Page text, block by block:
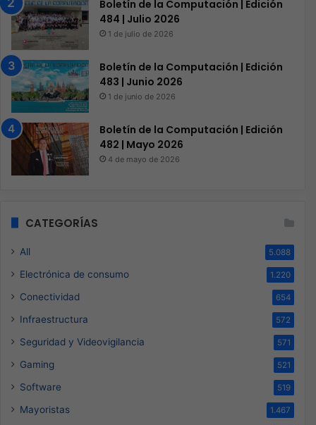
Boletín de la Computación | Edición
484 | Julio 2026
1 de julio de 2026
Boletín de la Computación | Edición
483 | Junio 2026
1 de junio de 2026
Boletín de la Computación | Edición
482 | Mayo 2026
4 de mayo de 2026
CATEGORÍAS
All 5.088
Electrónica de consumo 1.220
Conectividad 654
Infraestructura 572
Seguridad y Videovigilancia 571
Gaming 521
Software 519
Mayoristas 1.467